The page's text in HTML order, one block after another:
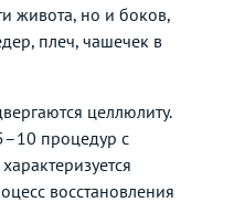
живота, но и боков,
плеч, чашечек в
целлюлиту.
процедур с
восстановления